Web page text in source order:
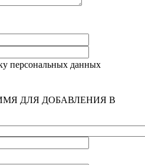
персональных данных
ДЛЯ ДОБАВЛЕНИЯ В